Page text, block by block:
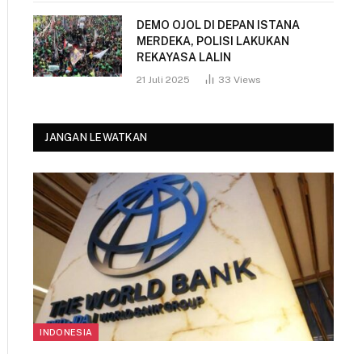
DEMO OJOL DI DEPAN ISTANA
MERDEKA, POLISI LAKUKAN
REKAYASA LALIN
21 Juli 2025 33Views
JANGAN LEWATKAN
INDONESIA